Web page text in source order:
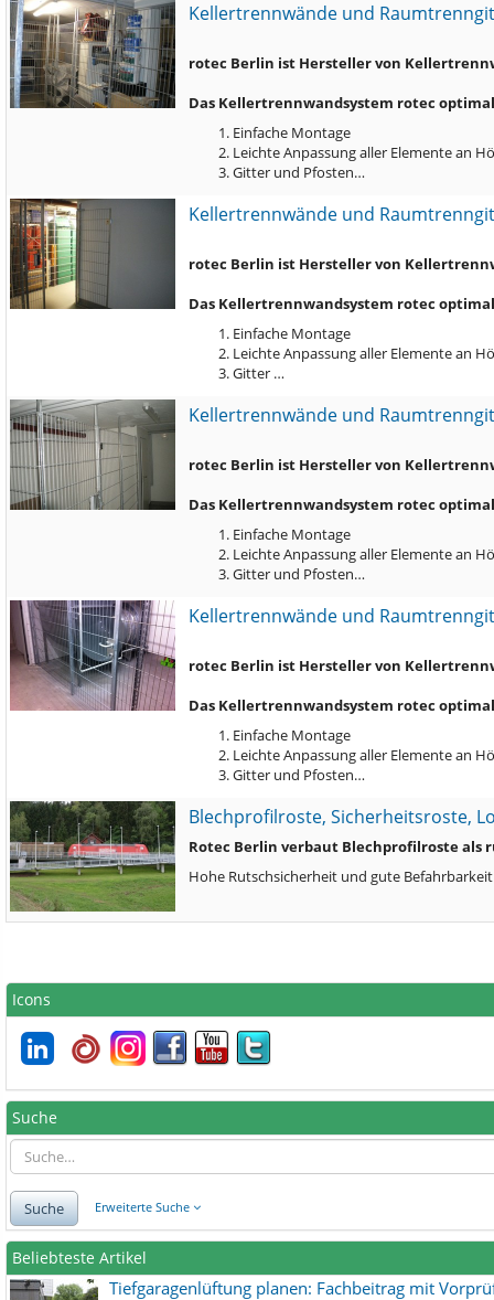
Kellertrennwände und
rotec Berlin ist Hersteller von
Das Kellertrennwandsystem rotec
Einfache Montage
Leichte Anpassung aller Elemente an
Gitter und Pfosten…
Kellertrennwände und
rotec Berlin ist Hersteller von
Das Kellertrennwandsystem rotec
Einfache Montage
Leichte Anpassung aller Elemente an
Gitter …
Kellertrennwände und
rotec Berlin ist Hersteller von
Das Kellertrennwandsystem rotec
Einfache Montage
Leichte Anpassung aller Elemente an
Gitter und Pfosten…
Kellertrennwände und
rotec Berlin ist Hersteller von
Das Kellertrennwandsystem rotec
Einfache Montage
Leichte Anpassung aller Elemente an
Gitter und Pfosten…
Blechprofilroste, Sicherheitsroste,
Rotec Berlin verbaut Blechprofilroste als
Hohe Rutschsicherheit und gute
Icons
Suche
Suche Erweiterte Suche
Beliebteste Artikel
Tiefgaragenlüftung planen: Fachbeitrag mit